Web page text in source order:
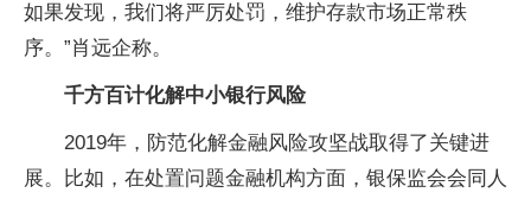
如果发现，我们将严厉处罚，维护存款市场正常秩
序。”肖远企称。
千方百计化解中小银行风险
2019年，防范化解金融风险攻坚战取得了关键进
展。比如，在处置问题金融机构方面，银保监会会同人